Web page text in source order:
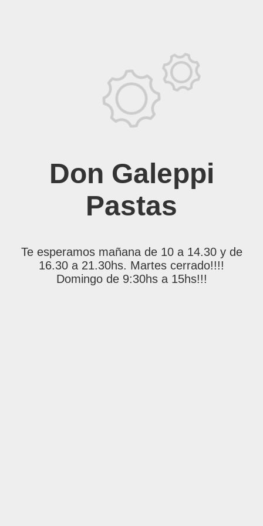
Don Galeppi
Pastas
Te esperamos mañana de 10 a 14.30 y de
16.30 a 21.30hs. Martes cerrado!!!!
Domingo de 9:30hs a 15hs!!!